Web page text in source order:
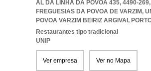
AL DA LINHA DA PÓVOA 435, 4490-
FREGUESIAS DA POVOA DE VARZIM,
POVOA VARZIM BEIRIZ ARGIVAI ,
Restaurantes tipo tradicional
UNIP
Ver empresa Ver no Mapa